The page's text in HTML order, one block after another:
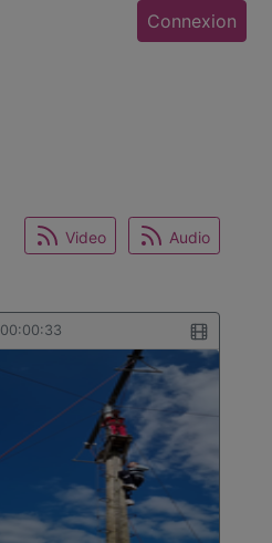
Connexion
Video Audio
00:00:33